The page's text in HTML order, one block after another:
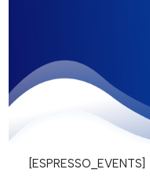
[ESPRESSO_EVENTS]